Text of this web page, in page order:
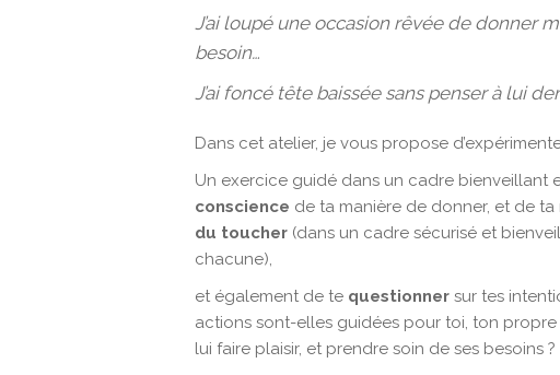
J’ai loupé une occasion rêvée de donner
besoin…
J’ai foncé tête baissée sans penser à lui
Dans cet atelier, je vous propose
Un exercice guidé dans un cadre bienveillant
conscience de ta manière de donner, et de
du toucher (dans un cadre sécurisé et
chacune),
et également de te questionner sur tes
actions sont-elles guidées pour toi, ton propre
lui faire plaisir, et prendre soin de ses besoins ?